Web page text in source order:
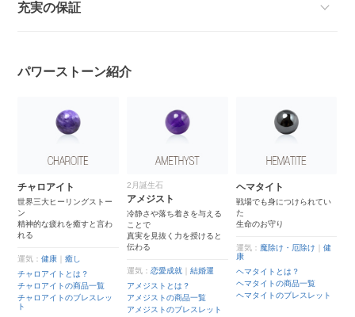
充実の保証
パワーストーン紹介
2月誕生石
アメジスト
冷静さや落ち着きを与える
ことで
真実を見抜く力を授けると
運気：恋愛成就｜
アメジストとは？
アメジストの商品一覧
ヘマタイト
戦場でも身につけられてい
た
生命のお守り
運気：
ヘマタイトとは？
ヘマタイトの商品一覧
ヘマタイトのブレスレット
シルバーオブシディア
ン
物事や自分自身の本質を見
通す
ン
運気：仕事運｜魔除け・厄
除け
シルバーオブシディアンと